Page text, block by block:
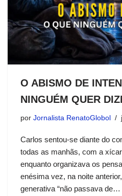
O ABISMO DE
NINGUÉM QUER
por Jornalista RenatoGlobol
Carlos sentou-se diante do
todas as manhãs, com a
enquanto organizava os
enésima vez, na noite
generativa “não passava de…